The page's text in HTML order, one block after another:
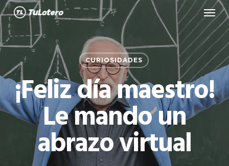
Skip
to
main
content
Menu
CURIOSIDADES
¡Feliz día maestro!
Le mando un
abrazo virtual